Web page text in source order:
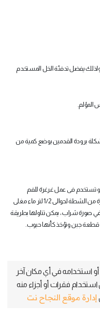
يفضل تدفئة الخل المستخدم
المؤلم.
برودة القدمين بوضع كمية من
تستخدم فى عمل غرغرة للفم
ولتحضير الغرغرة ، يضاف حوالى 1/8 ملعقة صغيرة من الشطة لحوالى 1/2 لتر ماء مغلى
صورة شراب ، يمكن تناولها بطريقة
جبن وتؤخذ كأنها حبوب
استخدامه في أي مكان آخر
استخدام فقرات أو أجزاء منه
إدارة موقع النجاح نت